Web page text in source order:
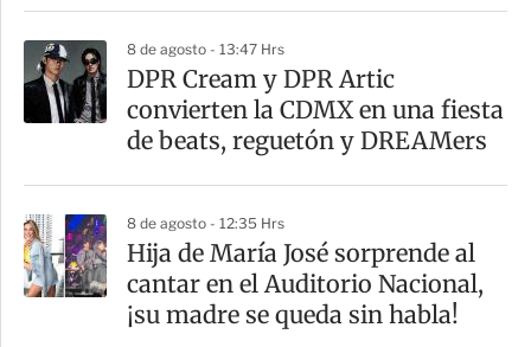
8 de agosto - 13:47 Hrs
DPR Cream y DPR Artic
convierten la CDMX en una fiesta
de beats, reguetón y DREAMers
8 de agosto - 12:35 Hrs
Hija de María José sorprende al
cantar en el Auditorio Nacional,
¡su madre se queda sin habla!